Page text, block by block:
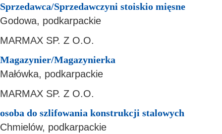
Sprzedawca/Sprzedawczyni stoiskio mięsne
Godowa, podkarpackie
MARMAX SP. Z O.O.
Magazynier/Magazynierka
Małówka, podkarpackie
MARMAX SP. Z O.O.
osoba do szlifowania konstrukcji stalowych
Chmielów, podkarpackie